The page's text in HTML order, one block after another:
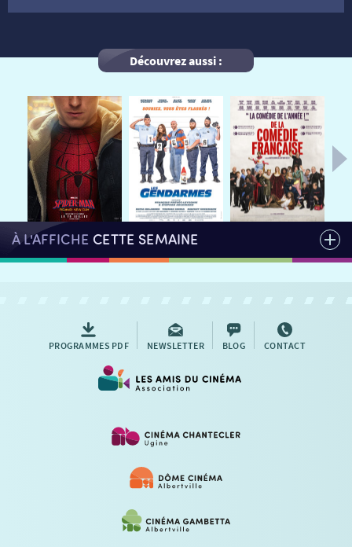
AUTRES RENDEZ-VOUS
NOUS CONTACTER
Découvrez aussi :
À L'AFFICHE CETTE SEMAINE
PROGRAMMES PDF NEWSLETTER BLOG CONTACT